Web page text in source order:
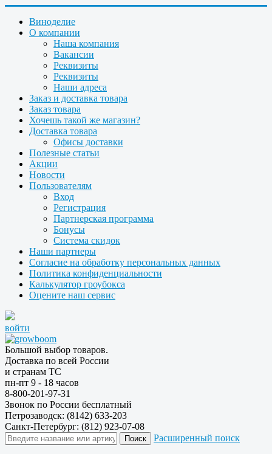
Виноделие
О компании
Наша компания
Вакансии
Реквизиты
Реквизиты
Наши адреса
Заказ и доставка товара
Заказ товара
Хочешь такой же магазин?
Доставка товара
Офисы доставки
Полезные статьи
Акции
Новости
Пользователям
Вход
Регистрация
Партнерская программа
Бонусы
Система скидок
Наши партнеры
Согласие на обработку персональных данных
Политика конфиденциальности
Калькулятор гроубокса
Оцените наш сервис
войти
Большой выбор товаров.
Доставка по всей России
и странам ТС
пн-пт 9 - 18 часов
8-800-201-97-31
Звонок по России бесплатный
Петрозаводск: (8142) 633-203
Санкт-Петербург: (812) 923-07-08
Расширенный поиск